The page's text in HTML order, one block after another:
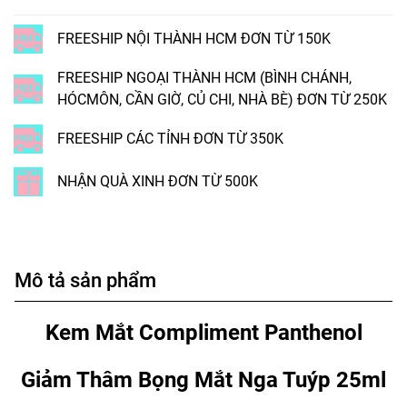
FREESHIP NỘI THÀNH HCM ĐƠN TỪ 150K
FREESHIP NGOẠI THÀNH HCM (BÌNH CHÁNH,
HÓCMÔN, CẦN GIỜ, CỦ CHI, NHÀ BÈ) ĐƠN TỪ 250K
FREESHIP CÁC TỈNH ĐƠN TỪ 350K
NHẬN QUÀ XINH ĐƠN TỪ 500K
Mô tả sản phẩm
Kem Mắt Compliment Panthenol
Giảm Thâm Bọng Mắt Nga Tuýp 25ml